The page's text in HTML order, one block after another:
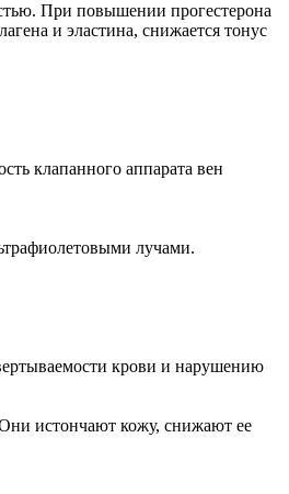
При повышении прогестерона
и эластина, снижается тонус
клапанного аппарата вен
лучами.
крови и нарушению
Они истончают кожу, снижают ее